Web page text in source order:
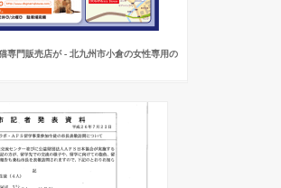
専門販売店が - 北九州市小倉の女性専用の